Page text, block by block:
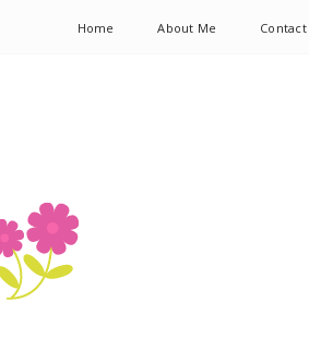
Home About Me Contact